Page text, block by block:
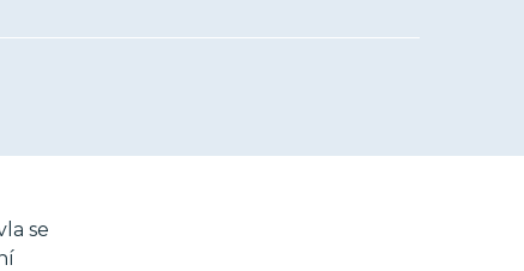
se